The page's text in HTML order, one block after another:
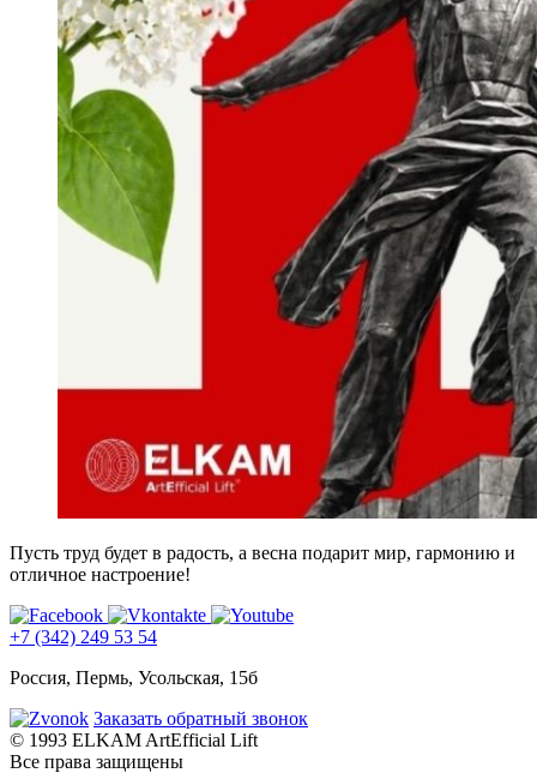
Пусть труд будет в радость, а весна подарит мир, гармонию и
отличное настроение!
+7 (342) 249 53 54
Россия, Пермь, Усольская, 15б
Заказать обратный звонок
© 1993 ELKAM ArtEfficial Lift
Все права защищены